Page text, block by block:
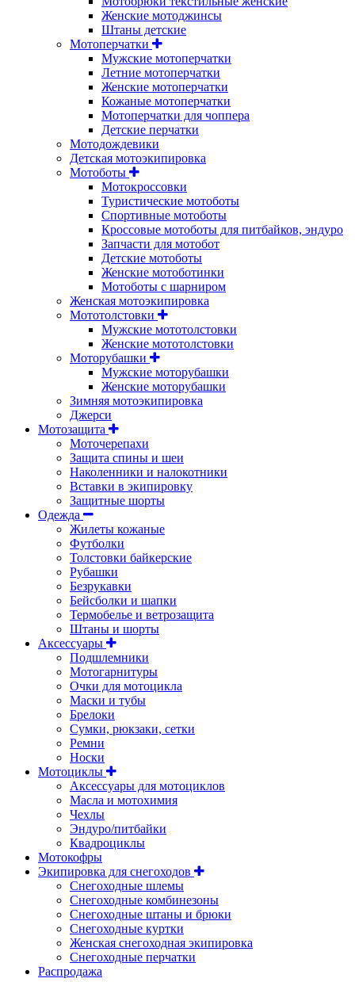
Женские мотоджинсы
Штаны детские
Мотоперчатки
Мужские мотоперчатки
Летние мотоперчатки
Женские мотоперчатки
Кожаные мотоперчатки
Мотоперчатки для чоппера
Детские перчатки
Мотодождевики
Детская мотоэкипировка
Мотоботы
Мотокроссовки
Туристические мотоботы
Спортивные мотоботы
Кроссовые мотоботы для питбайков, эндуро
Запчасти для мотобот
Детские мотоботы
Женские мотоботинки
Мотоботы с шарниром
Женская мотоэкипировка
Мототолстовки
Мужские мототолстовки
Женские мототолстовки
Моторубашки
Мужские моторубашки
Женские моторубашки
Зимняя мотоэкипировка
Джерси
Мотозащита
Моточерепахи
Защита спины и шеи
Наколенники и налокотники
Вставки в экипировку
Защитные шорты
Одежда
Жилеты кожаные
Футболки
Толстовки байкерские
Рубашки
Безрукавки
Бейсболки и шапки
Термобелье и ветрозащита
Штаны и шорты
Аксессуары
Подшлемники
Мотогарнитуры
Очки для мотоцикла
Маски и тубы
Брелоки
Сумки, рюкзаки, сетки
Ремни
Носки
Мотоциклы
Аксессуары для мотоциклов
Масла и мотохимия
Чехлы
Эндуро/питбайки
Квадроциклы
Мотокофры
Экипировка для снегоходов
Снегоходные шлемы
Снегоходные комбинезоны
Снегоходные штаны и брюки
Снегоходные куртки
Женская снегоходная экипировка
Снегоходные перчатки
Распродажа